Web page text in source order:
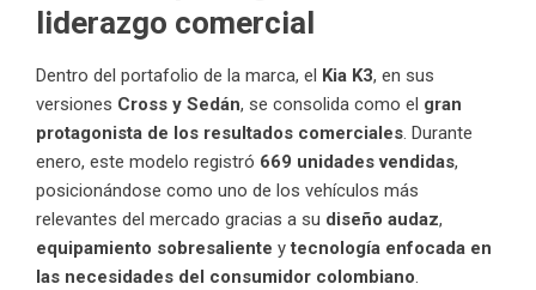
liderazgo comercial
Dentro del portafolio de la marca, el Kia K3, en sus
versiones Cross y Sedán, se consolida como el gran
protagonista de los resultados comerciales. Durante
enero, este modelo registró 669 unidades vendidas,
posicionándose como uno de los vehículos más
relevantes del mercado gracias a su diseño audaz,
equipamiento sobresaliente ytecnología enfocada en
las necesidades del consumidor colombiano.